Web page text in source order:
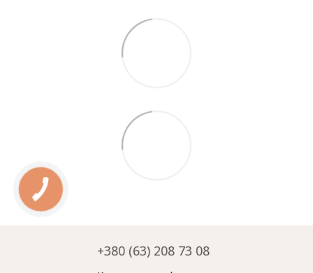
+380 (63) 208 73 08